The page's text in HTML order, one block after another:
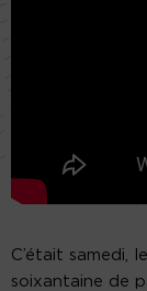
C’était samedi,
soixantaine de